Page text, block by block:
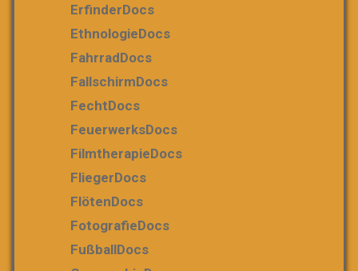
ErfinderDocs
EthnologieDocs
FahrradDocs
FallschirmDocs
FechtDocs
FeuerwerksDocs
FilmtherapieDocs
FliegerDocs
FlötenDocs
FotografieDocs
FußballDocs